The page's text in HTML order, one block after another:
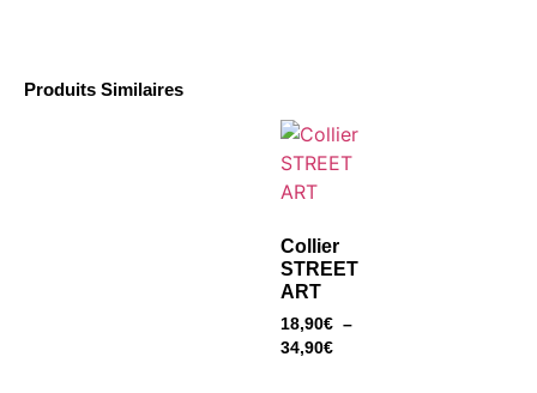
Produits Similaires
Collier
STREET
ART
18,90€ –
34,90€